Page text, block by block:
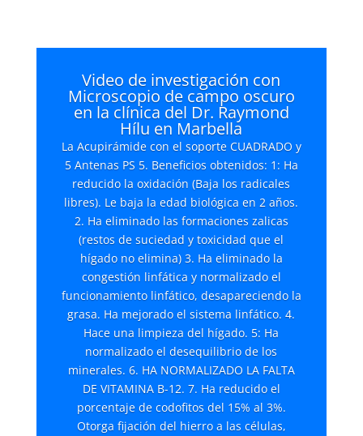
Video de investigación con
Microscopio de campo oscuro
en la clínica del Dr. Raymond
Hílu en Marbella
La Acupirámide con el soporte CUADRADO y
5 Antenas PS 5. Beneficios obtenidos: 1: Ha
reducido la oxidación (Baja los radicales
libres). Le baja la edad biológica en 2 años.
2. Ha eliminado las formaciones zalicas
(restos de suciedad y toxicidad que el
hígado no elimina) 3. Ha eliminado la
congestión linfática y normalizado el
funcionamiento linfático, desapareciendo la
grasa. Ha mejorado el sistema linfático. 4.
Hace una limpieza del hígado. 5: Ha
normalizado el desequilibrio de los
minerales. 6. HA NORMALIZADO LA FALTA
DE VITAMINA B-12. 7. Ha reducido el
porcentaje de codofitos del 15% al 3%.
Otorga fijación del hierro a las células,